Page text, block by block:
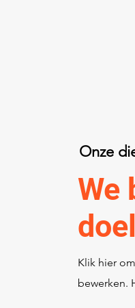
Onze
We
Klik hier
bewerken.